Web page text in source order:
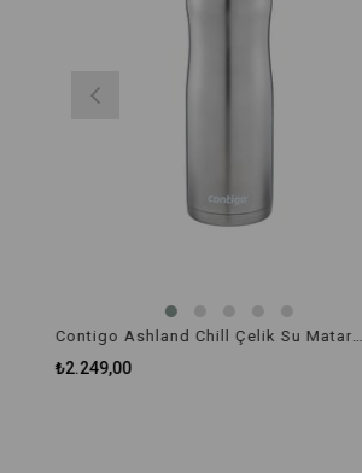
Contigo Ashland Chill Çelik Su Matarası Tek El Bas İç 590ml 2094941 Gri
₺2.249,00